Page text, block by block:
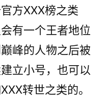
方XXX榜之类
有一个王者地位
峰的人物之后被
立小号，也可以
转世之类的。